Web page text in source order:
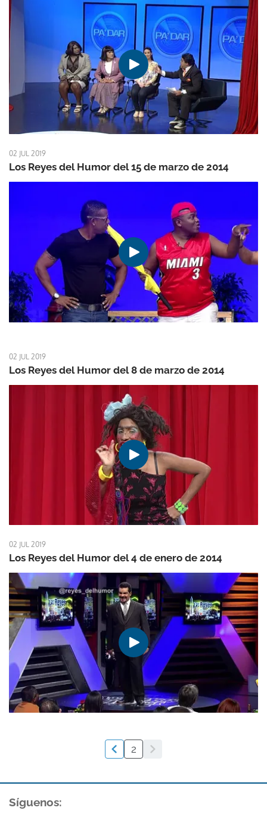
02 JUL 2019
Los Reyes del Humor del 15 de marzo de 2014
02 JUL 2019
Los Reyes del Humor del 8 de marzo de 2014
02 JUL 2019
Los Reyes del Humor del 4 de enero de 2014
2
Síguenos: